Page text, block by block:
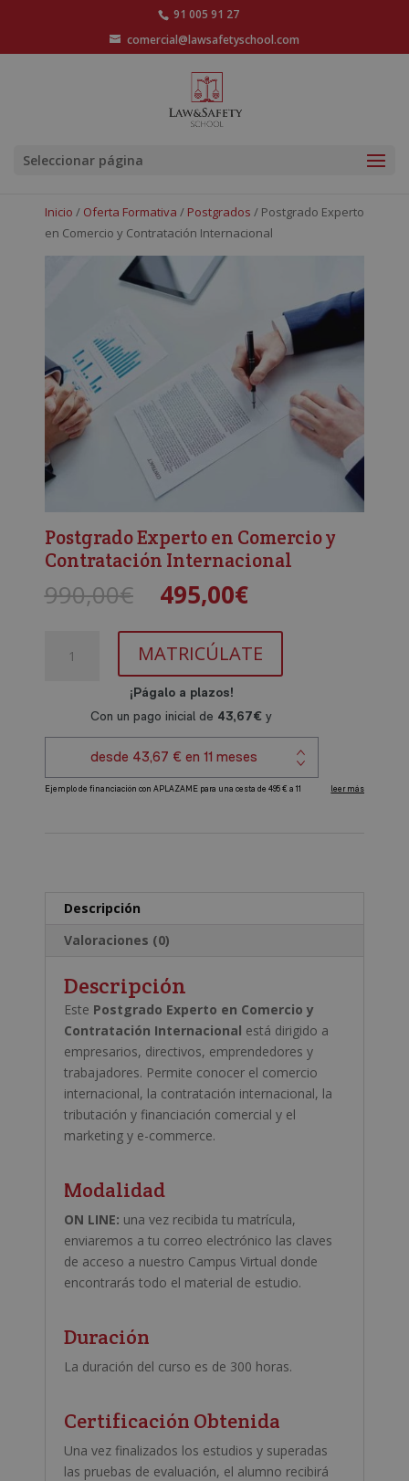
91 005 91 27
comercial@lawsafetyschool.com
Seleccionar página
Inicio / Oferta Formativa / Postgrados / Postgrado Experto
en Comercio y Contratación Internacional
Postgrado Experto en Comercio y
Contratación Internacional
990,00€ El
precio
original
era:
990,00€.
495,00€El
precio
actual
es:
495,00€.
Experto
Internacional
cantidad
MATRICÚLATE
Descripción
Valoraciones (0)
Descripción
Este Postgrado Experto en Comercio y
Contratación Internacional está dirigido a
empresarios, directivos, emprendedores y
trabajadores. Permite conocer el comercio
internacional, la contratación internacional, la
tributación y financiación comercial y el
marketing y e-commerce.
Modalidad
ON LINE: una vez recibida tu matrícula,
enviaremos a tu correo electrónico las claves
de acceso a nuestro Campus Virtual donde
encontrarás todo el material de estudio.
Duración
La duración del curso es de 300 horas.
Certificación Obtenida
Una vez finalizados los estudios y superadas
las pruebas de evaluación, el alumno recibirá